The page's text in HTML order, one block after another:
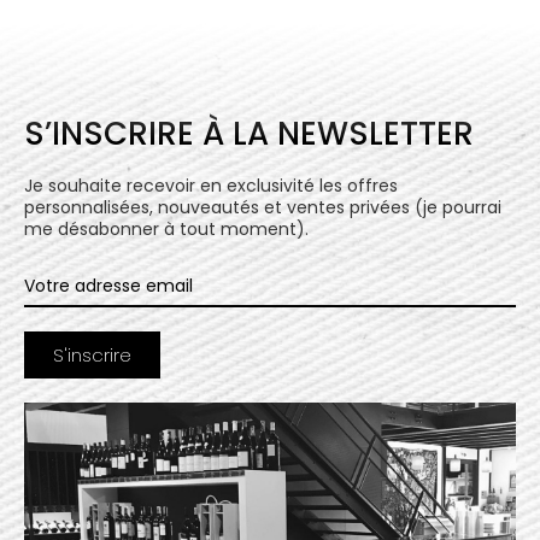
S’INSCRIRE À LA NEWSLETTER
Je souhaite recevoir en exclusivité les offres
personnalisées, nouveautés et ventes privées (je pourrai
me désabonner à tout moment).